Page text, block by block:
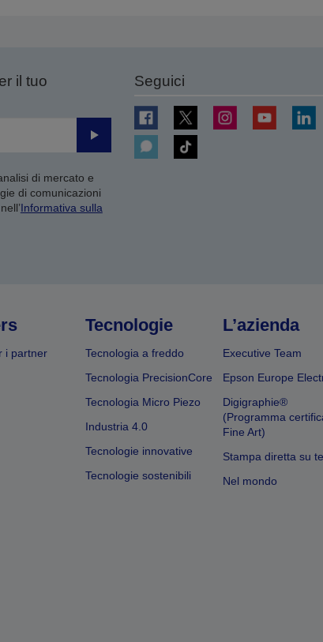
il tuo
Invia
di mercato e
di comunicazioni
Informativa sulla
Seguici
i partner
Tecnologie
Tecnologia a freddo
Tecnologia PrecisionCore
Tecnologia Micro Piezo
Industria 4.0
Tecnologie innovative
Tecnologie sostenibili
L’azienda
Executive Team
Epson Europe
Digigraphie®
(Programma
Fine Art)
Stampa diretta su
Nel mondo